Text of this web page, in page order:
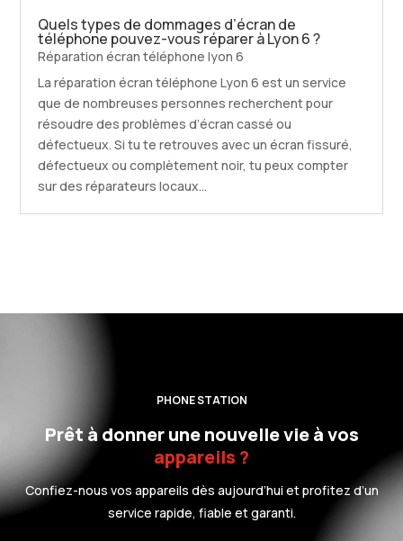
Quels types de dommages d’écran de
téléphone pouvez-vous réparer à Lyon 6 ?
Réparation écran téléphone lyon 6
La réparation écran téléphone Lyon 6 est un service
que de nombreuses personnes recherchent pour
résoudre des problèmes d’écran cassé ou
défectueux. Si tu te retrouves avec un écran fissuré,
défectueux ou complètement noir, tu peux compter
sur des réparateurs locaux...
PHONE STATION
Prêt à donner une nouvelle vie à vos
appareils ?
Confiez-nous vos appareils dès aujourd’hui et profitez d’un
service rapide, fiable et garanti.